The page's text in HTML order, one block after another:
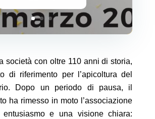
società con oltre 110 anni di storia,
di riferimento per l’apicoltura del
Dopo un periodo di pausa, il
ha rimesso in moto l’associazione
entusiasmo e una visione chiara: